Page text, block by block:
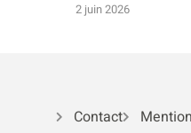
2 juin 2026
Contact